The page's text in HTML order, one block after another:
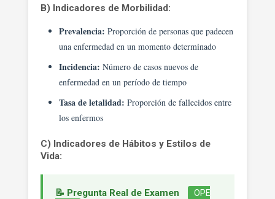
B) Indicadores de Morbilidad:
Prevalencia: Proporción de personas que padecen
una enfermedad en un momento determinado
Incidencia: Número de casos nuevos de
enfermedad en un período de tiempo
Tasa de letalidad: Proporción de fallecidos entre
los enfermos
C) Indicadores de Hábitos y Estilos de
Vida:
📝 Pregunta Real de Examen
OPE